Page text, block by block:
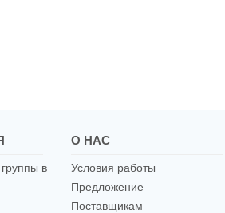
в
О НАС
Условия работы
Предложение
Поставщикам